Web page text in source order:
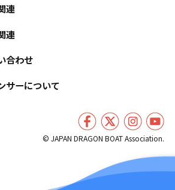
連
連
合わせ
サーについて
© JAPAN DRAGON BOAT Association.